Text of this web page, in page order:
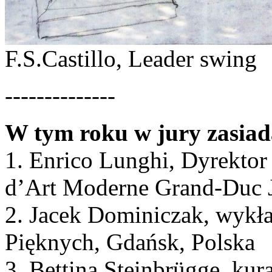
F.S.Castillo, Leader swing
--------------
W tym roku w jury
1. Enrico Lunghi,
d’Art Moderne Grand-Duc
2. Jacek Dominiczak,
Pięknych, Gdańsk, Polska